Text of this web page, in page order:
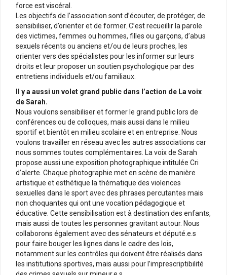
force est viscéral.
Les objectifs de l’association sont d’écouter, de protéger, de
sensibiliser, d’orienter et de former. C’est recueillir la parole
des victimes, femmes ou hommes, filles ou garçons, d’abus
sexuels récents ou anciens et/ou de leurs proches, les
orienter vers des spécialistes pour les informer sur leurs
droits et leur proposer un soutien psychologique par des
entretiens individuels et/ou familiaux.
Il y a aussi un volet grand public dans l’action de La voix
de Sarah.
Nous voulons sensibiliser et former le grand public lors de
conférences ou de colloques, mais aussi dans le milieu
sportif et bientôt en milieu scolaire et en entreprise. Nous
voulons travailler en réseau avec les autres associations car
nous sommes toutes complémentaires. La voix de Sarah
propose aussi une exposition photographique intitulée Cri
d’alerte. Chaque photographie met en scène de manière
artistique et esthétique la thématique des violences
sexuelles dans le sport avec des phrases percutantes mais
non choquantes qui ont une vocation pédagogique et
éducative. Cette sensibilisation est à destination des enfants,
mais aussi de toutes les personnes gravitant autour. Nous
collaborons également avec des sénateurs et député.e.s
pour faire bouger les lignes dans le cadre des lois,
notamment sur les contrôles qui doivent être réalisés dans
les institutions sportives, mais aussi pour l’imprescriptibilité